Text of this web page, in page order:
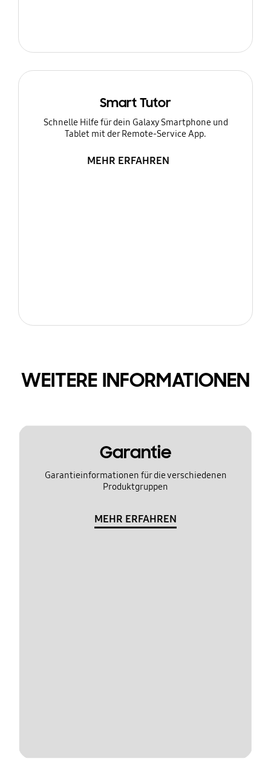
Smart Tutor
Schnelle Hilfe für dein Galaxy Smartphone und
Tablet mit der Remote-Service App.
MEHR ERFAHREN
WEITERE INFORMATIONEN
Garantie
Garantieinformationen für die verschiedenen
Produktgruppen
MEHR ERFAHREN